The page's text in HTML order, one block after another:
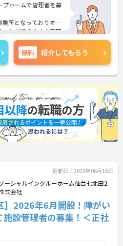
プホームで管理者を募
所となっておりオー
ことができます♪管理
指している方や挑戦し
年間休日114日と充
ートの両立がしやすい
イントをお伝えします
無料 紹介してもらう
更新日：2026年06月16日
ーシャルインクルーホーム仙台七北田2
式会社
】2026年6月開設！障がい
設管理者の募集！＜正社